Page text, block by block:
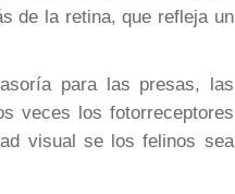
de la retina, que refleja un
para las presas, las
veces los fotorreceptores
visual se los felinos sea